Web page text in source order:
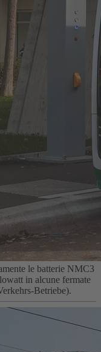
le batterie NMC3
in alcune fermate
Betriebe).